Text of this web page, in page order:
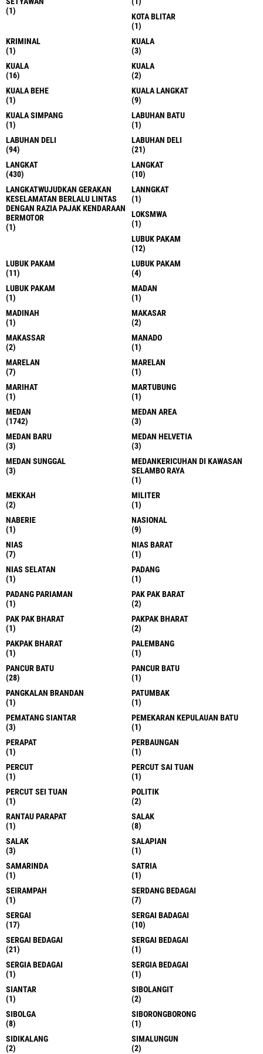
(1)
KOTA BLITAR
(1)
KRIMINAL
(1)
KUALA
(3)
KUALA
(16)
KUALA
(2)
KUALA BEHE
(1)
KUALA LANGKAT
(9)
KUALA SIMPANG
(1)
LABUHAN BATU
(1)
LABUHAN DELI
(94)
LABUHAN DELI
(21)
LANGKAT
(430)
LANGKAT
(10)
LANGKATWUJUDKAN GERAKAN
KESELAMATAN BERLALU LINTAS
DENGAN RAZIA PAJAK KENDARAAN
BERMOTOR
(1)
LANNGKAT
(1)
LOKSMWA
(1)
LUBUK PAKAM
(12)
LUBUK PAKAM
(11)
LUBUK PAKAM
(4)
LUBUK PAKAM
(1)
MADAN
(1)
MADINAH
(1)
MAKASAR
(2)
MAKASSAR
(2)
MANADO
(1)
MARELAN
(7)
MARELAN
(1)
MARIHAT
(1)
MARTUBUNG
(1)
MEDAN
(1742)
MEDAN AREA
(3)
MEDAN BARU
(3)
MEDAN HELVETIA
(3)
MEDAN SUNGGAL
(3)
MEDANKERICUHAN DI KAWASAN
SELAMBO RAYA
(1)
MEKKAH
(2)
MILITER
(1)
NABERIE
(1)
NASIONAL
(9)
NIAS
(7)
NIAS BARAT
(1)
NIAS SELATAN
(1)
PADANG
(1)
PADANG PARIAMAN
(1)
PAK PAK BARAT
(2)
PAK PAK BHARAT
(1)
PAKPAK BHARAT
(2)
PAKPAK BHARAT
(1)
PALEMBANG
(1)
PANCUR BATU
(28)
PANCUR BATU
(1)
PANGKALAN BRANDAN
(1)
PATUMBAK
(1)
PEMATANG SIANTAR
(3)
PEMEKARAN KEPULAUAN BATU
(1)
PERAPAT
(1)
PERBAUNGAN
(1)
PERCUT
(1)
PERCUT SAI TUAN
(1)
PERCUT SEI TUAN
(1)
POLITIK
(2)
RANTAU PARAPAT
(1)
SALAK
(8)
SALAK
(3)
SALAPIAN
(1)
SAMARINDA
(1)
SATRIA
(1)
SEIRAMPAH
(1)
SERDANG BEDAGAI
(7)
SERGAI
(17)
SERGAI BADAGAI
(10)
SERGAI BEDAGAI
(21)
SERGAI BEDAGAI
(1)
SERGIA BEDAGAI
(1)
SERGIA BEDAGAI
(1)
SIANTAR
(1)
SIBOLANGIT
(2)
SIBOLGA
(8)
SIBORONGBORONG
(1)
SIDIKALANG
(2)
SIMALUNGUN
(2)